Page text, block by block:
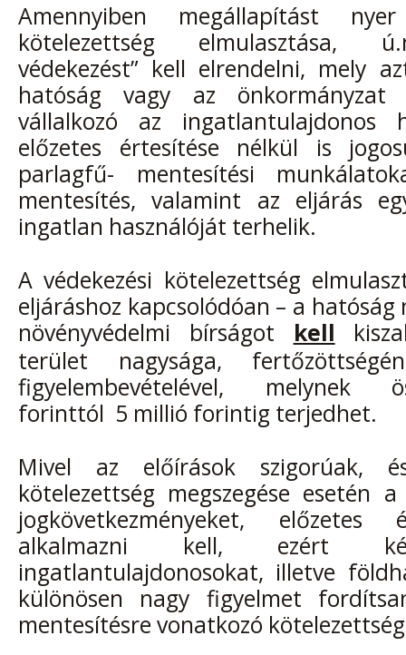
Amennyiben megállapítást
kötelezettség elmulasztása,
védekezést” kell elrendelni, mely
hatóság vagy az
vállalkozó az ingatlantulajdonos
előzetes értesítése nélkül is
parlagfű- mentesítési
mentesítés, valamint az eljárás
ingatlan használóját terhelik.
A védekezési kötelezettség
eljáráshoz kapcsolódóan – a
növényvédelmi bírságot kell
terület nagysága,
figyelembevételével, melynek
forinttól 5 millió forintig terjedhet.
Mivel az előírások szigorúak,
kötelezettség megszegése esetén
jogkövetkezményeket, előzetes
alkalmazni kell,
ingatlantulajdonosokat, illetve
különösen nagy figyelmet
mentesítésre vonatkozó